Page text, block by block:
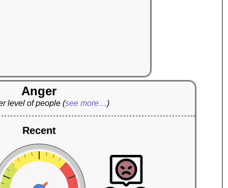
Anger
level of people(see more…)
Recent